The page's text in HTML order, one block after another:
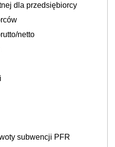
dla przedsiębiorcy
netto
subwencji PFR